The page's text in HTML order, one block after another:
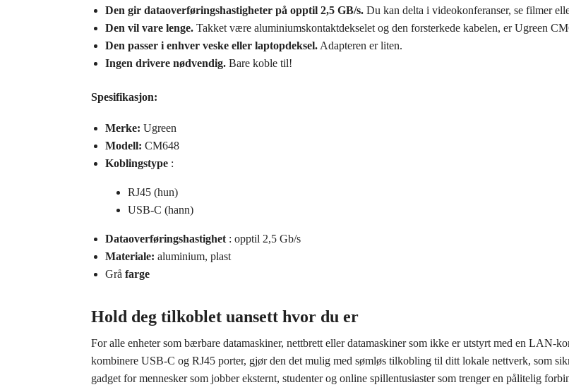
Den gir dataoverføringshastigheter på opptil 2,5 GB/s.Du kan delta i videokonferanser, se filmer
Den vil vare lenge.Takket være aluminiumskontaktdekselet og den forsterkede kabelen, er Ugreen
Den passer i enhver veske eller laptopdeksel.Adapteren er liten.
Ingen drivere nødvendig.Bare koble til!
Spesifikasjon:
Merke: Ugreen
Modell: CM648
Koblingstype:
RJ45 (hun)
USB-C (hann)
Dataoverføringshastighet: opptil 2,5 Gb/s
Materiale: aluminium, plast
Grå farge
Hold deg tilkoblet uansett hvor du er
For alle enheter som bærbare datamaskiner, nettbrett eller datamaskiner som ikke er utstyrt med en LAN-
kombinere USB-C og RJ45 porter, gjør den det mulig med sømløs tilkobling til ditt lokale nettverk, som
gadget for mennesker som jobber eksternt, studenter og online spillentusiaster som trenger en pålitelig